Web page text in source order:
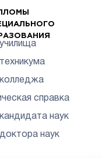
справка
наук
наук